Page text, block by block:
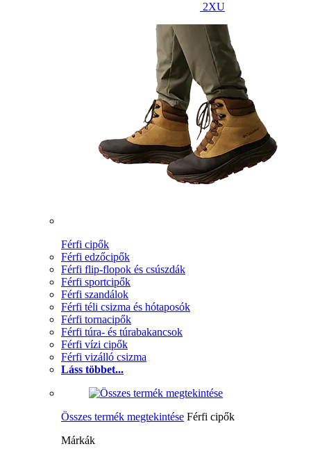
2XU
Férfi cipők
Férfi edzőcipők
Férfi flip-flopok és csúszdák
Férfi sportcipők
Férfi szandálok
Férfi téli csizma és hótaposók
Férfi tornacipők
Férfi túra- és túrabakancsok
Férfi vízi cipők
Férfi vizálló csizma
Láss többet...
Összes termék megtekintése Férfi cipők
Márkák